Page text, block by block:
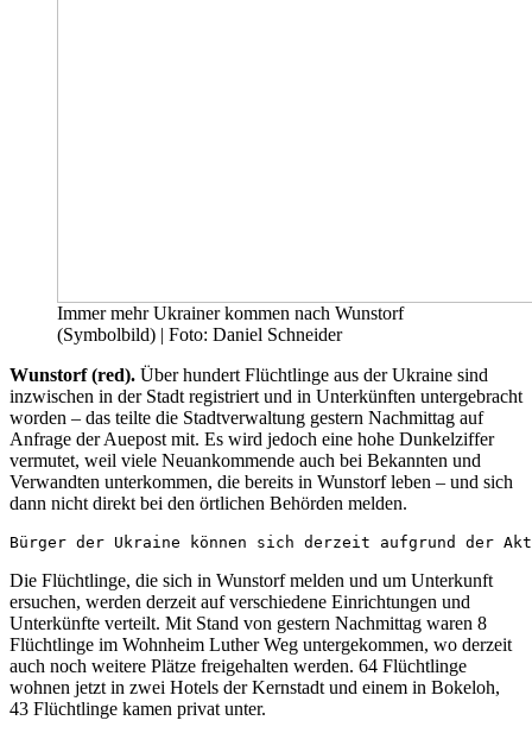
Immer mehr Ukrainer kommen nach Wunstorf
(Symbolbild) | Foto: Daniel Schneider
Wunstorf (red). Über hundert Flüchtlinge aus der Ukraine sind
inzwischen in der Stadt registriert und in Unterkünften untergebracht
worden – das teilte die Stadtverwaltung gestern Nachmittag auf
Anfrage der Auepost mit. Es wird jedoch eine hohe Dunkelziffer
vermutet, weil viele Neuankommende auch bei Bekannten und
Verwandten unterkommen, die bereits in Wunstorf leben – und sich
dann nicht direkt bei den örtlichen Behörden melden.
Bürger der Ukraine können sich derzeit aufgrund der
Die Flüchtlinge, die sich in Wunstorf melden und um Unterkunft
ersuchen, werden derzeit auf verschiedene Einrichtungen und
Unterkünfte verteilt. Mit Stand von gestern Nachmittag waren 8
Flüchtlinge im Wohnheim Luther Weg untergekommen, wo derzeit
auch noch weitere Plätze freigehalten werden. 64 Flüchtlinge
wohnen jetzt in zwei Hotels der Kernstadt und einem in Bokeloh,
43 Flüchtlinge kamen privat unter.